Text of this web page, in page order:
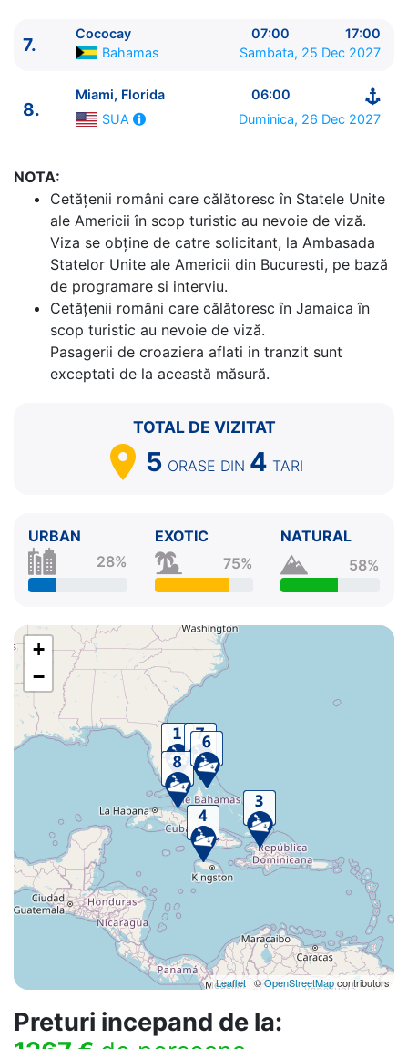
Labadie Haiti
4.
Falmouth Jamaica
09:30 - 17:00
Nassau Bahamas
07:30 - 17:30
7. Cococay Bahamas
07:00 - 17:00
7.
Cococay 07:00
17:00
Bahamas
Sambata, 25 Dec 2027
8.
Miami, Florida
06:00
SUA
Duminica, 26 Dec 2027
NOTA:
Cetăţenii români care călătoresc în Statele Unite
ale Americii în scop turistic au nevoie de viză.
Viza se obține de catre solicitant, la Ambasada
Statelor Unite ale Americii din Bucuresti, pe bază
de programare si interviu.
Cetăţenii români care călătoresc în Jamaica în
scop turistic au nevoie de viză.
Pasagerii de croaziera aflati in tranzit sunt
exceptati de la această măsură.
TOTAL DE VIZITAT
5 ORASE DIN 4 TARI
URBAN
28%
EXOTIC
75%
NATURAL
58%
+
−
Leaflet | ©OpenStreetMapcontributors
Preturi incepand de la: